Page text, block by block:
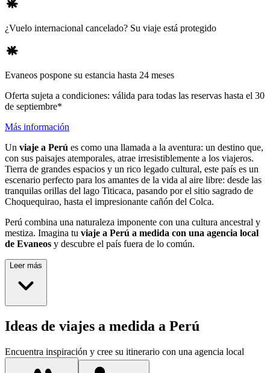
¿Vuelo internacional cancelado? Su viaje está protegido
Evaneos pospone su estancia hasta 24 meses
Oferta sujeta a condiciones: válida para todas las reservas hasta el 30
de septiembre*
Más información
Un viaje a Perú es como una llamada a la aventura: un destino que,
con sus paisajes atemporales, atrae irresistiblemente a los viajeros.
Tierra de grandes espacios y un rico legado cultural, este país es un
escenario perfecto para los amantes de la vida al aire libre: desde las
tranquilas orillas del lago Titicaca, pasando por el sitio sagrado de
Choquequirao, hasta el impresionante cañón del Colca.
Perú combina una naturaleza imponente con una cultura ancestral y
mestiza. Imagina tu viaje a Perú a medida con una agencia local
de Evaneos y descubre el país fuera de lo común.
Leer más
Ideas de viajes a medida a Perú
Encuentra inspiración y cree su itinerario con una agencia local